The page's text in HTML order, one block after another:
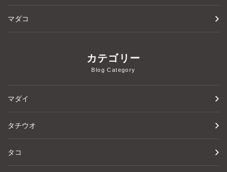
マダコ
カテゴリー
Blog Category
マダイ
タチウオ
タコ